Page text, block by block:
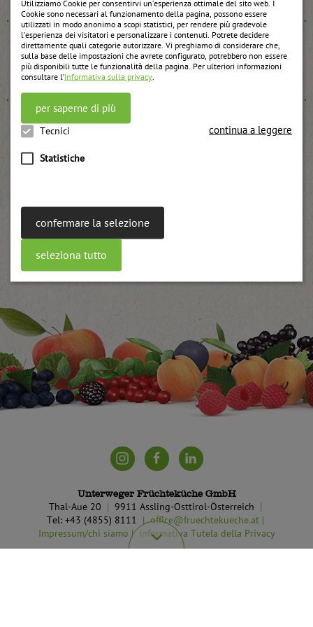
Utilizziamo Cookie per consentirvi un’esperienza ottimale del sito web. I
Cookie sono necessari al funzionamento della pagina, possono essere
utilizzati in modo anonimo a scopi statistici, per rendere più gradevole
l’esperienza dei visitatori e personalizzare i contenuti. Potrete decidere
direttamente quali categorie autorizzare. Vi preghiamo di considerare che,
sulla base delle impostazioni che avrete configurato, potrebbero non essere
più disponibili tutte le funzionalità della pagina. Per ulteriori informazioni
consultare l’Informativa sulla privacy
per saperne di più
Tecnici
Statistiche
continua a leggere
confermare la selezione
seleziona tutto
Confettura di mirtilli
weitere Informationen
Unterweger Früchteküche GmbH
Thal-Aue 20
9911 Assling-Osttirol-Österreich
Tel: +43 (4855) 8111
office@fruechtekueche.at
Impressum/chi siamo
Informativa Tutela della Privacy